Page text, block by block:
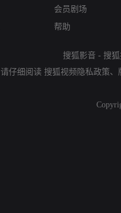
会员剧场
帮助
搜狐影音 - 搜
请仔细阅读 搜狐视频隐私政策、